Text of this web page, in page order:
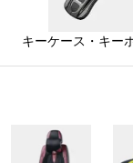
キーケース・キー